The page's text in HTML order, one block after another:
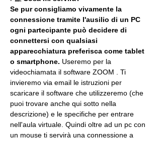
Se pur consigliamo vivamente la
connessione tramite l'ausilio di un PC
ogni partecipante può decidere di
connettersi con qualsiasi
apparecchiatura preferisca come tablet
o smartphone. Useremo per la
videochiamata il software ZOOM . Ti
invieremo via email le istruzioni per
scaricare il software che utilizzeremo (che
puoi trovare anche qui sotto nella
descrizione) e le specifiche per entrare
nell'aula virtuale. Quindi oltre ad un pc con
un mouse ti servirà una connessione a